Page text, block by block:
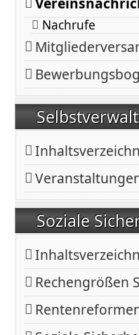
Nachrufe
Soziale
Rechengrößen